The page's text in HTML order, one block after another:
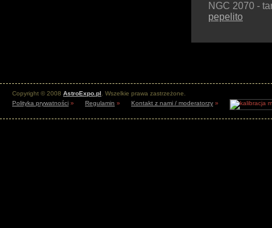
NGC 2070 -
pepelito
Copyright © 2008 AstroExpo.pl . Wszelkie prawa zastrzeżone.
Polityka prywatności » Regulamin » Kontakt z nami / moderatorzy »